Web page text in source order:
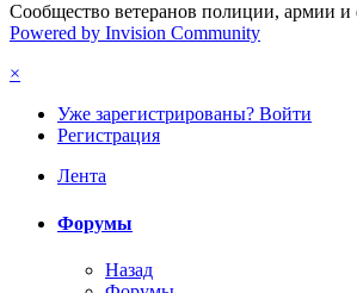
Сообщество ветеранов полиции, армии и
Powered by Invision Community
×
Уже зарегистрированы? Войти
Регистрация
Лента
Форумы
Назад